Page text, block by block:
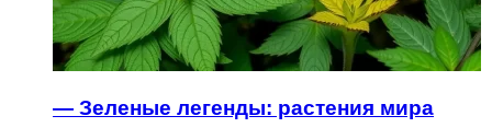
— Зеленые легенды: растения мира